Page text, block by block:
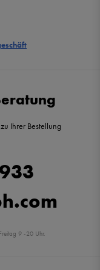
Ihrer Bestellung
9 -20 Uhr.